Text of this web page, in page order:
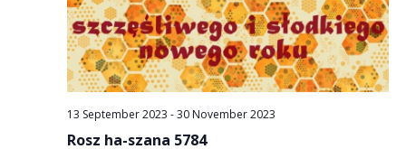
13 September 2023 -30 November 2023
Rosz ha-szana 5784